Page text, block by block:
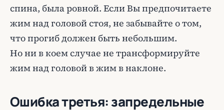
спина, была ровной. Если Вы предпочитаете
жим над головой стоя, не забывайте о том,
что прогиб должен быть небольшим.
Но ни в коем случае не трансформируйте
жим над головой в жим в наклоне.
Ошибка третья: запредельные